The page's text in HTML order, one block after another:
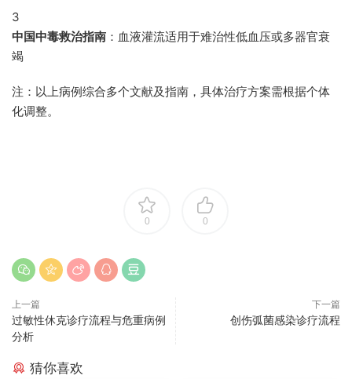
3
中国中毒救治指南 ：血液灌流适用于难治性低血压或多器官衰
竭
注：以上病例综合多个文献及指南，具体治疗方案需根据个体
化调整。
0 0
上一篇
过敏性休克诊疗流程与危重病例
分析
下一篇
创伤弧菌感染诊疗流程
猜你喜欢